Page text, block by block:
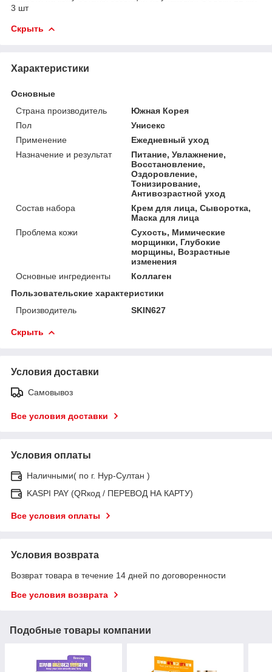
3 шт
Скрыть
Характеристики
Основные
Страна производитель
Южная Корея
Пол
Унисекс
Применение
Ежедневный уход
Назначение и результат
Питание, Увлажнение,
Восстановление,
Оздоровление,
Тонизирование,
Антивозрастной уход
Состав набора
Крем для лица, Сыворотка,
Маска для лица
Проблема кожи
Сухость, Мимические
морщинки, Глубокие
морщины, Возрастные
изменения
Основные ингредиенты
Коллаген
Пользовательские характеристики
Производитель
SKIN627
Скрыть
Условия доставки
Самовывоз
Все условия доставки
Условия оплаты
Наличными( по г. Нур-Султан )
KASPI PAY (QRкод / ПЕРЕВОД НА КАРТУ)
Все условия оплаты
Условия возврата
Возврат товара в течение 14 дней по договоренности
Все условия возврата
Подобные товары компании